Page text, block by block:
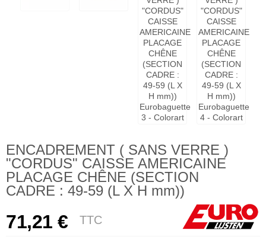
ENCADREMENT ( SANS VERRE )
"CORDUS" CAISSE AMERICAINE
PLACAGE CHÊNE (SECTION
CADRE : 49-59 (L X H mm))
71,21 € TTC